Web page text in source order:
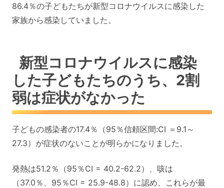
86.4％の子どもたちが新型コロナウイルスに感染した
家族から感染していました。
新型コロナウイルスに感染
した子どもたちのうち、2割
弱は症状がなかった
子どもの感染者の17.4％（95％信頼区間:CI ＝9.1～
27.3）が症状のないことが明らかになりました。
発熱は51.2％（95％CI = 40.2-62.2）、咳は
（37.0％、95％CI = 25.9-48.8）に認め、これらが最